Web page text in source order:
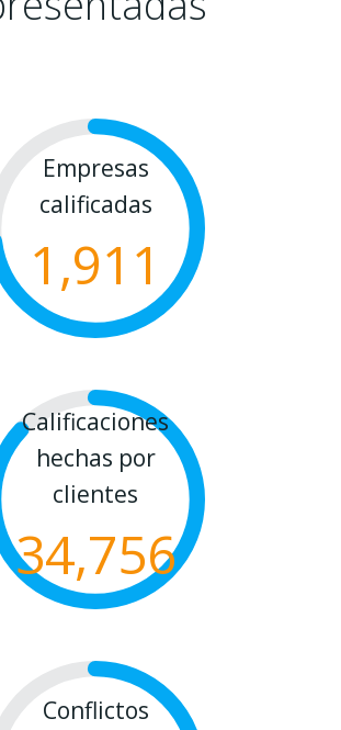
Empresas
calificadas
1,911
Calificaciones
hechas por
clientes
34,756
Conflictos